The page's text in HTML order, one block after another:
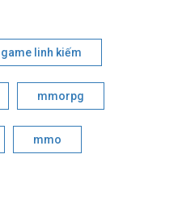
game linh kiếm
mmorpg
mmo